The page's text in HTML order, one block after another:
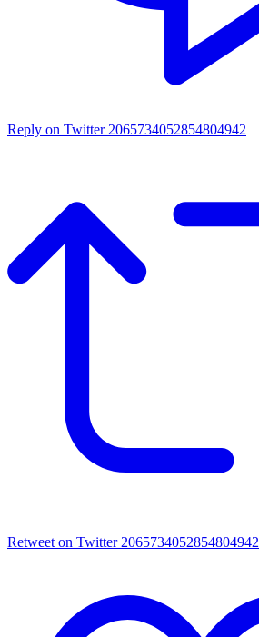
Reply on Twitter 2065734052854804942
Retweet on Twitter 2065734052854804942